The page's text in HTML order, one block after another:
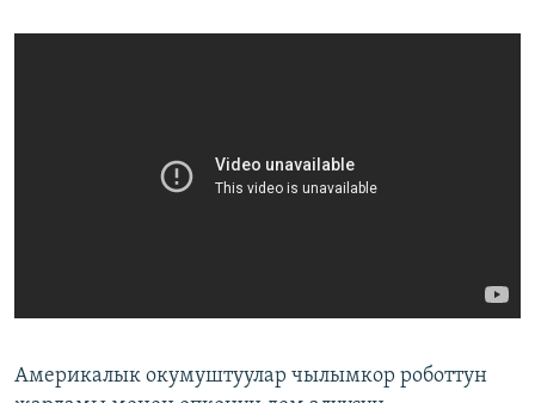
Америкалык окумуштуулар чылымкор роботтун